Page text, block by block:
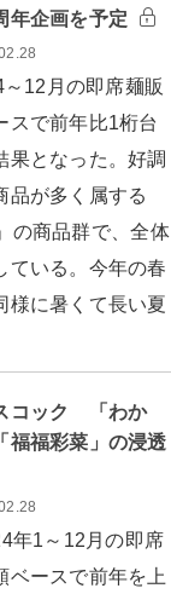
企画を予定
12月の即席麺販
スで前年比1桁台
果となった。好調
品が多く属する
の商品群で、全体
ている。今年の春
様に暑くて長い夏
コック 「わか
福彩菜」の浸透
年1～12月の即席
ベースで前年を上